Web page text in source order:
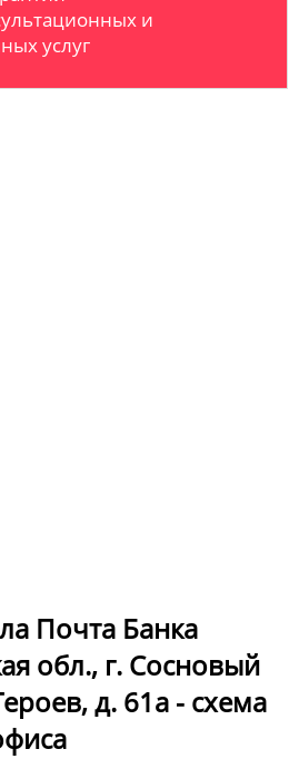
и
услуг
Почта Банка
обл., г. Сосновый
д. 61а - схема